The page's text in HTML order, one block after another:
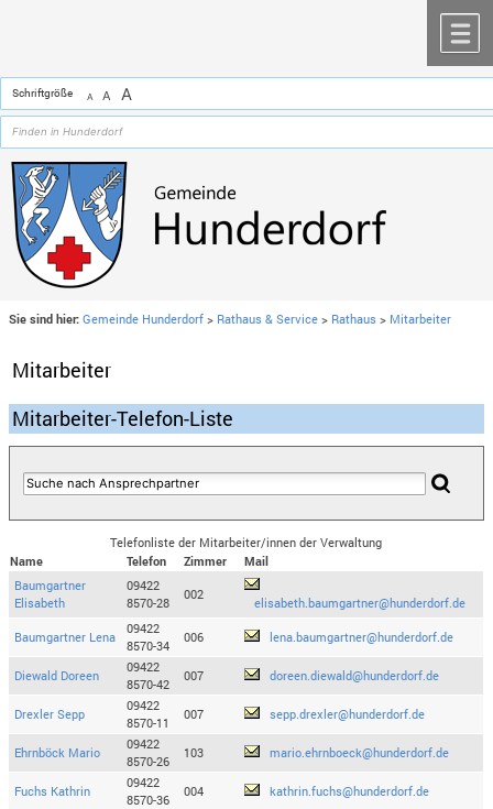
Schriftgröße A A A
Sie sind hier: Gemeinde Hunderdorf > Rathaus & Service > Rathaus > Mitarbeiter
Mitarbeiter
Mitarbeiter-Telefon-Liste
Telefonliste der Mitarbeiter/innen der Verwaltung
Name
Telefon Zimmer
Mail
Baumgartner
Elisabeth
09422
8570-28
002
elisabeth.baumgartner@hunderdorf.de
Baumgartner Lena
09422
8570-34
006 lena.baumgartner@hunderdorf.de
Diewald Doreen
09422
8570-42
007 doreen.diewald@hunderdorf.de
Drexler Sepp
09422
8570-11
007 sepp.drexler@hunderdorf.de
Ehrnböck Mario
09422
8570-26
103 mario.ehrnboeck@hunderdorf.de
Fuchs Kathrin
09422
8570-36
004 kathrin.fuchs@hunderdorf.de